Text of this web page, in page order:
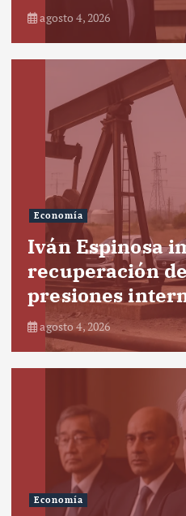
agosto 4, 2026
Economía
Iván Espinosa
recuperación
presiones
agosto 4, 2026
Economía